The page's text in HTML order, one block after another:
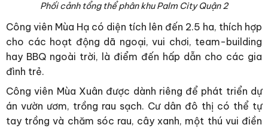
Phối cảnh tổng thể phân khu Palm City Quận 2
Công viên Mùa Hạ có diện tích lên đến 2.5 ha, thích hợp
cho các hoạt động dã ngoại, vui chơi, team-building
hay BBQ ngoài trời, là điểm đến hấp dẫn cho các gia
đình trẻ.
Công viên Mùa Xuân được dành riêng để phát triển dự
án vườn ươm, trồng rau sạch. Cư dân đô thị có thể tự
tay trồng và chăm sóc rau, cây xanh, một thú vui điền